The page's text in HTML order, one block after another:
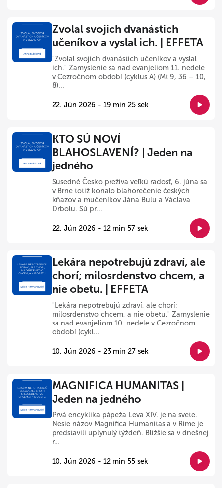
Zvolal svojich dvanástich
učeníkov a vyslal ich. | EFFETA
"Zvolal svojich dvanástich učeníkov a vyslal
ich." Zamyslenie sa nad evanjeliom 11. nedele
v Cezročnom období (cyklus A) (Mt 9, 36 – 10,
8)...
22. Jún 2026 - 19 min 25 sek
KTO SÚ NOVÍ
BLAHOSLAVENÍ? | Jeden na
jedného
Susedné Česko prežíva veľkú radosť, 6. júna sa
v Brne totiž konalo blahorečenie českých
kňazov a mučeníkov Jána Bulu a Václava
Drbolu. Sú pr...
22. Jún 2026 - 12 min 57 sek
Lekára nepotrebujú zdraví, ale
chorí; milosrdenstvo chcem, a
nie obetu. | EFFETA
"Lekára nepotrebujú zdraví, ale chorí;
milosrdenstvo chcem, a nie obetu." Zamyslenie
sa nad evanjeliom 10. nedele v Cezročnom
období (cykl...
10. Jún 2026 - 23 min 27 sek
MAGNIFICA HUMANITAS |
Jeden na jedného
Prvá encyklika pápeža Leva XIV. je na svete.
Nesie názov Magnifica Humanitas a v Ríme je
predstavili uplynulý týždeň. Bližšie sa v dnešnej
r...
10. Jún 2026 - 12 min 55 sek